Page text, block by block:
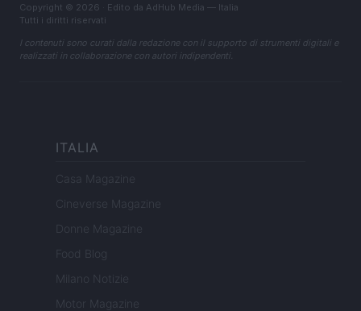
Copyright © 2026 · Edito da AdHub Media — Italia
Tutti i diritti riservati
I contenuti sono curati dalla redazione con il supporto di strumenti digitali e
realizzati in collaborazione con autori indipendenti.
ITALIA
Casa Magazine
Cineverse Magazine
Donne Magazine
Food Blog
Milano Notizie
Motor Magazine